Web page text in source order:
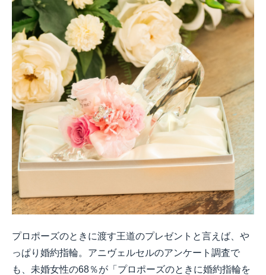
Anniversaire
プロポーズのときに渡す王道のプレゼントと言えば、や
っぱり婚約指輪。アニヴェルセルのアンケート調査で
も、未婚女性の68％が「プロポーズのときに婚約指輪を